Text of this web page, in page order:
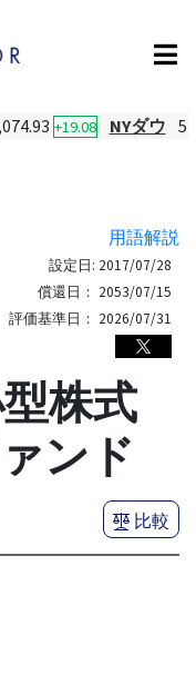
+19.08 NYダウ
用語解説
設定日: 2017/07/28
償還日： 2053/07/15
評価基準日： 2026/07/31
株式
ンド
比較